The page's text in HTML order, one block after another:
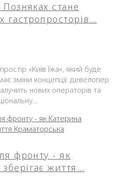
стане
«Київ Їжа», який буде
зміни концепції: девелопер
нових операторів та
фронту - як
життя…